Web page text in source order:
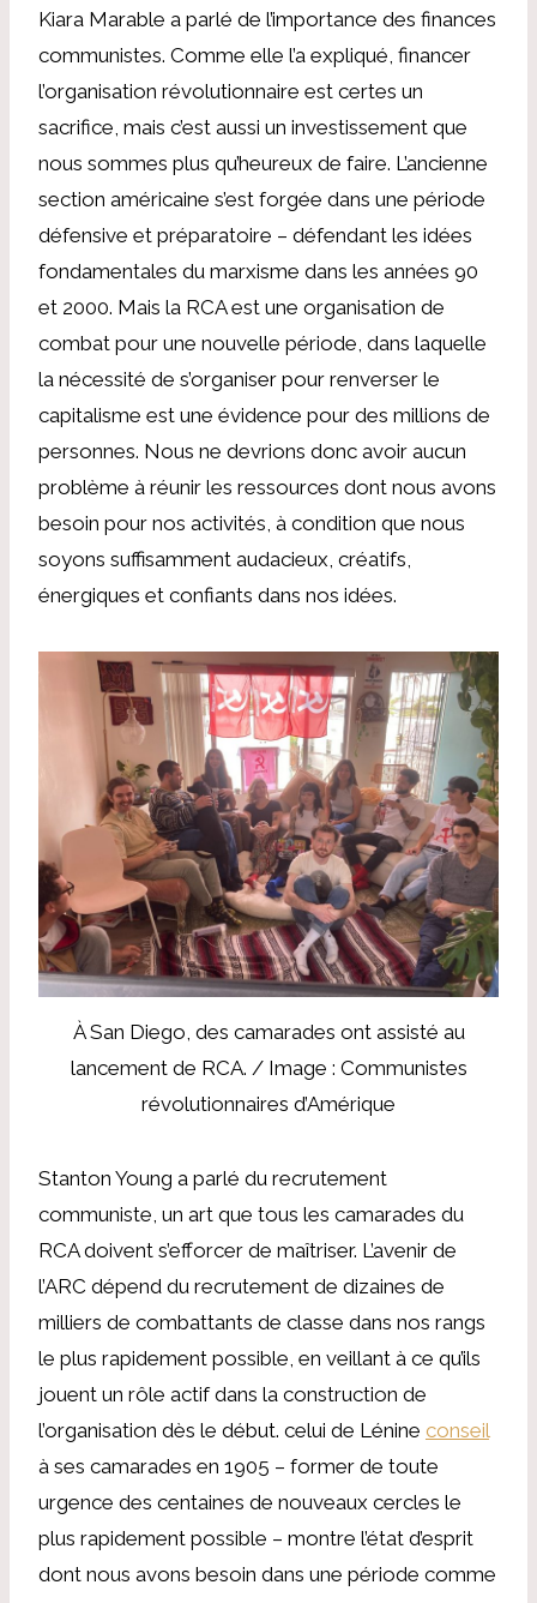
Kiara Marable a parlé de l’importance des finances
communistes. Comme elle l’a expliqué, financer
l’organisation révolutionnaire est certes un
sacrifice, mais c’est aussi un investissement que
nous sommes plus qu’heureux de faire. L’ancienne
section américaine s’est forgée dans une période
défensive et préparatoire – défendant les idées
fondamentales du marxisme dans les années 90
et 2000. Mais la RCA est une organisation de
combat pour une nouvelle période, dans laquelle
la nécessité de s’organiser pour renverser le
capitalisme est une évidence pour des millions de
personnes. Nous ne devrions donc avoir aucun
problème à réunir les ressources dont nous avons
besoin pour nos activités, à condition que nous
soyons suffisamment audacieux, créatifs,
énergiques et confiants dans nos idées.
À San Diego, des camarades ont assisté au
lancement de RCA. / Image : Communistes
révolutionnaires d’Amérique
Stanton Young a parlé du recrutement
communiste, un art que tous les camarades du
RCA doivent s’efforcer de maîtriser. L’avenir de
l’ARC dépend du recrutement de dizaines de
milliers de combattants de classe dans nos rangs
le plus rapidement possible, en veillant à ce qu’ils
jouent un rôle actif dans la construction de
l’organisation dès le début. celui de Lénine conseil
à ses camarades en 1905 – former de toute
urgence des centaines de nouveaux cercles le
plus rapidement possible – montre l’état d’esprit
dont nous avons besoin dans une période comme